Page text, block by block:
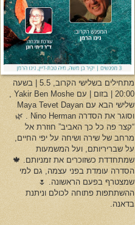
מתחילים בשלישי הקרוב, 5.5 | בשעה
20:00 | בזום | עם Yakir Ben Moshe ,
שלישי הבא עם Maya Tevet Dayan
וסוגר את הסדרה Nino Herman . 🌿
“קצר פה כל כך האביב” חוזרת אל
מרחב של שירה ושיחה על יפי החיים,
על שבריריותם, ועל המשמעות
שמתחדדת כשזוכרים את זמניותם. 🍁
הסדרה עומדת בפני עצמה, גם למי
שמצטרף בפעם הראשונה. 🌷
ההשתתפות פתוחה לכולם וניתנת
בדאנה.